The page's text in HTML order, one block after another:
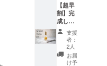
【超早
割】完
成した
商品3本
・詳
細：セ
ラム
ルネッ
支援
者：
2人
お届
け予